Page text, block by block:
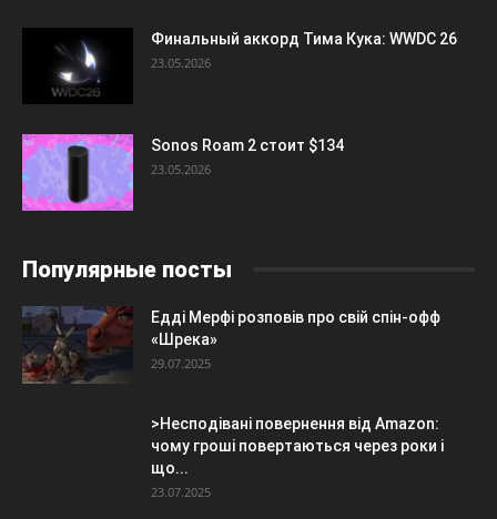
Финальный аккорд Тима Кука: WWDC 26
23.05.2026
Sonos Roam 2 стоит $134
23.05.2026
Популярные посты
Едді Мерфі розповів про свій спін-офф
«Шрека»
29.07.2025
>Несподівані повернення від Amazon:
чому гроші повертаються через роки і
що...
23.07.2025